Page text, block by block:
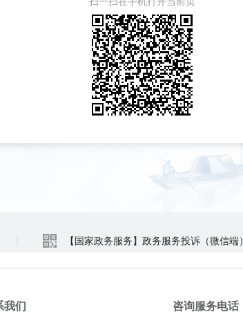
【国家政务服务】政务服务投诉（微信端）
我们 咨询服务电话